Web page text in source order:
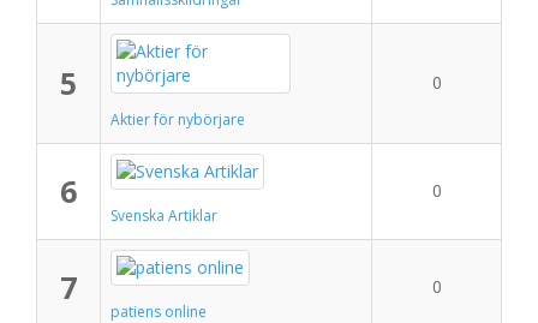
5
Aktier för nybörjare
0
6
Svenska Artiklar
0
7
patiens online
0